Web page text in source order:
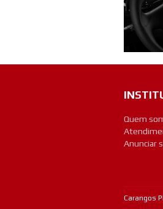
Quem
Anunciar
Carangos